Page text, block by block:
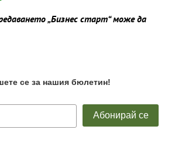
„Бизнес старт“ може да